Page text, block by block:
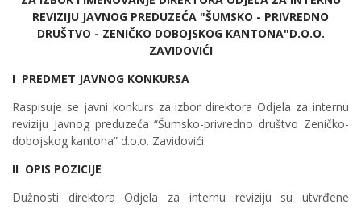
REVIZIJU JAVNOG PREDUZEĆA "ŠUMSKO - PRIVREDNO
DRUŠTVO - ZENIČKO DOBOJSKOG KANTONA"D.O.O.
ZAVIDOVIĆI
I PREDMET JAVNOG KONKURSA
Raspisuje se javni konkurs za izbor direktora Odjela za internu
reviziju Javnog preduzeća “Šumsko-privredno društvo Zeničko-
dobojskog kantona” d.o.o. Zavidovići.
II OPIS POZICIJE
Dužnosti direktora Odjela za internu reviziju su utvrđene